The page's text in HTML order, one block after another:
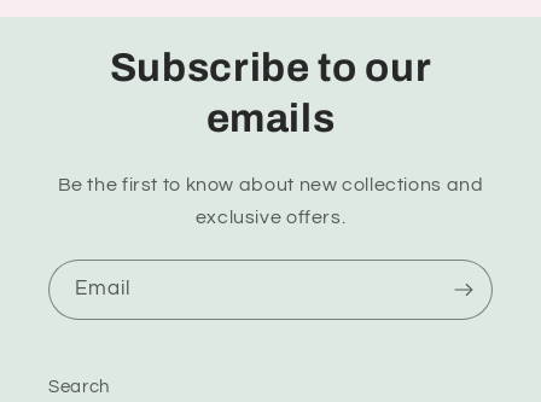
Subscribe to our
emails
Be the first to know about new collections and
exclusive offers.
Email
Search